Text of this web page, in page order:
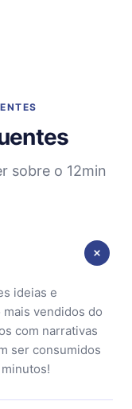
sobre o 12min
ideias e
vendidos do
com narrativas
ser consumidos